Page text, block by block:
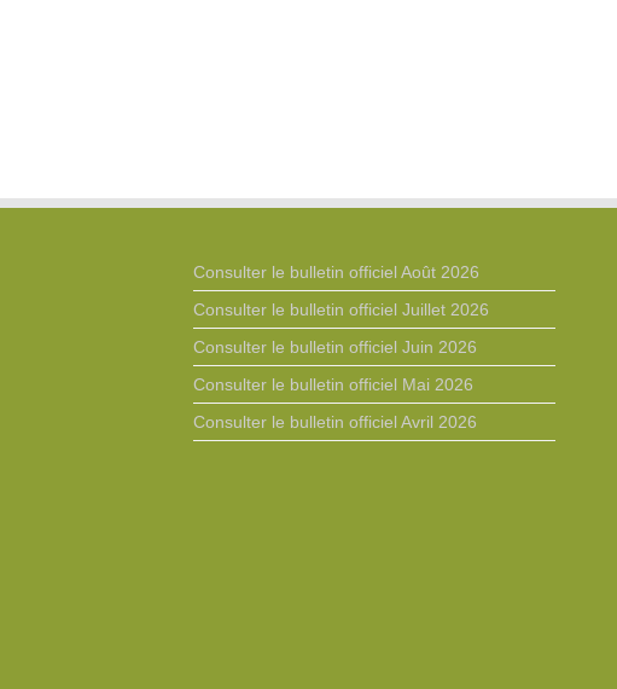
Consulter le bulletin officiel Août 2026
Consulter le bulletin officiel Juillet 2026
Consulter le bulletin officiel Juin 2026
Consulter le bulletin officiel Mai 2026
Consulter le bulletin officiel Avril 2026